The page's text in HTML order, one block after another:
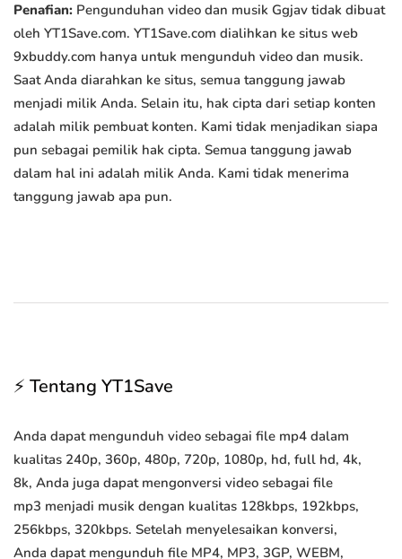
Penafian: Pengunduhan video dan musik Ggjav tidak dibuat
oleh YT1Save.com. YT1Save.com dialihkan ke situs web
9xbuddy.com hanya untuk mengunduh video dan musik.
Saat Anda diarahkan ke situs, semua tanggung jawab
menjadi milik Anda. Selain itu, hak cipta dari setiap konten
adalah milik pembuat konten. Kami tidak menjadikan siapa
pun sebagai pemilik hak cipta. Semua tanggung jawab
dalam hal ini adalah milik Anda. Kami tidak menerima
tanggung jawab apa pun.
⚡ Tentang YT1Save
Anda dapat mengunduh video sebagai file mp4 dalam
kualitas 240p, 360p, 480p, 720p, 1080p, hd, full hd, 4k,
8k, Anda juga dapat mengonversi video sebagai file
mp3 menjadi musik dengan kualitas 128kbps, 192kbps,
256kbps, 320kbps. Setelah menyelesaikan konversi,
Anda dapat mengunduh file MP4, MP3, 3GP, WEBM,